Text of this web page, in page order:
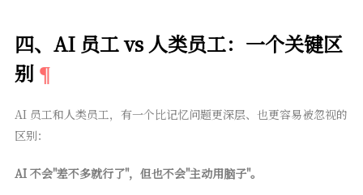
四、AI 员工 vs 人类员工：一个关键区
别
AI 员工和人类员工，有一个比记忆问题更深层、也更容易被忽视的
区别：
AI 不会"差不多就行了"，但也不会"主动用脑子"。